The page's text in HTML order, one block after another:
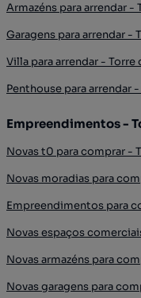
Armazéns para arrendar -
Garagens para arrendar -
Villa para arrendar - Torre
Penthouse para arrendar
Empreendimentos -
Novas t0 para comprar -
Novas moradias para
Empreendimentos para
Novas espaços
Novas armazéns para
Novas garagens para